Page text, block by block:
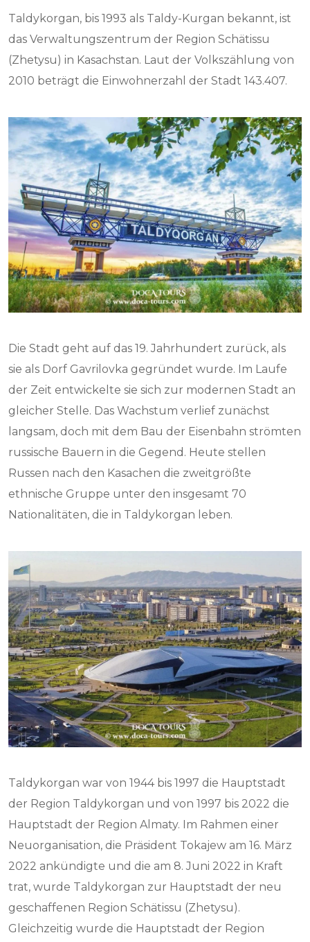
Taldykorgan, bis 1993 als Taldy-Kurgan bekannt, ist
das Verwaltungszentrum der Region Schätissu
(Zhetysu) in Kasachstan. Laut der Volkszählung von
2010 beträgt die Einwohnerzahl der Stadt 143.407.
Die Stadt geht auf das 19. Jahrhundert zurück, als
sie als Dorf Gavrilovka gegründet wurde. Im Laufe
der Zeit entwickelte sie sich zur modernen Stadt an
gleicher Stelle. Das Wachstum verlief zunächst
langsam, doch mit dem Bau der Eisenbahn strömten
russische Bauern in die Gegend. Heute stellen
Russen nach den Kasachen die zweitgrößte
ethnische Gruppe unter den insgesamt 70
Nationalitäten, die in Taldykorgan leben.
Taldykorgan war von 1944 bis 1997 die Hauptstadt
der Region Taldykorgan und von 1997 bis 2022 die
Hauptstadt der Region Almaty. Im Rahmen einer
Neuorganisation, die Präsident Tokajew am 16. März
2022 ankündigte und die am 8. Juni 2022 in Kraft
trat, wurde Taldykorgan zur Hauptstadt der neu
geschaffenen Region Schätissu (Zhetysu).
Gleichzeitig wurde die Hauptstadt der Region